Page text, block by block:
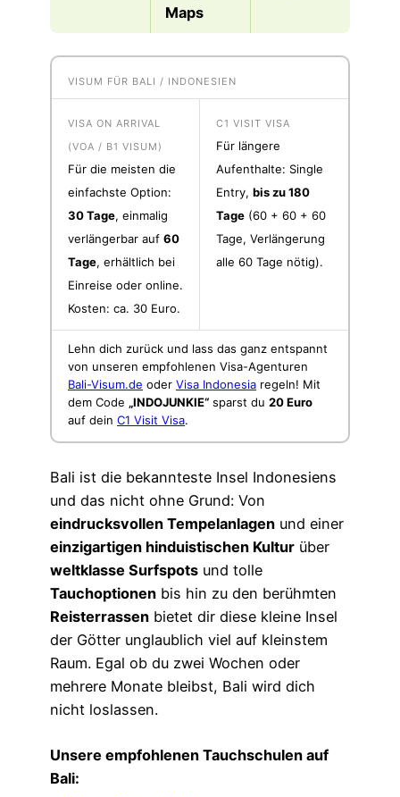
Maps
VISUM FÜR BALI / INDONESIEN
VISA ON ARRIVAL
(VOA / B1 VISUM)
Für die meisten die
einfachste Option:
30 Tage, einmalig
verlängerbar auf 60
Tage, erhältlich bei
Einreise oder online.
Kosten: ca. 30 Euro.
C1 VISIT VISA
Für längere
Aufenthalte: Single
Entry, bis zu 180
Tage (60 + 60 + 60
Tage, Verlängerung
alle 60 Tage nötig).
Lehn dich zurück und lass das ganz entspannt
von unseren empfohlenen Visa-Agenturen
Bali-Visum.de oder Visa Indonesia regeln! Mit
dem Code „INDOJUNKIE“ sparst du 20 Euro
auf dein C1 Visit Visa.
Bali ist die bekannteste Insel Indonesiens
und das nicht ohne Grund: Von
eindrucksvollen Tempelanlagen und einer
einzigartigen hinduistischen Kultur über
weltklasse Surfspots und tolle
Tauchoptionen bis hin zu den berühmten
Reisterrassen bietet dir diese kleine Insel
der Götter unglaublich viel auf kleinstem
Raum. Egal ob du zwei Wochen oder
mehrere Monate bleibst, Bali wird dich
nicht loslassen.
Unsere empfohlenen Tauchschulen auf
Bali: